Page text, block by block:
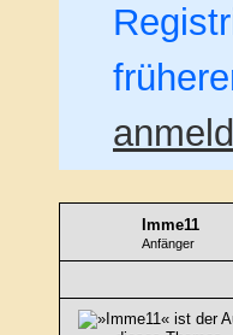
Imme11
Anfänger